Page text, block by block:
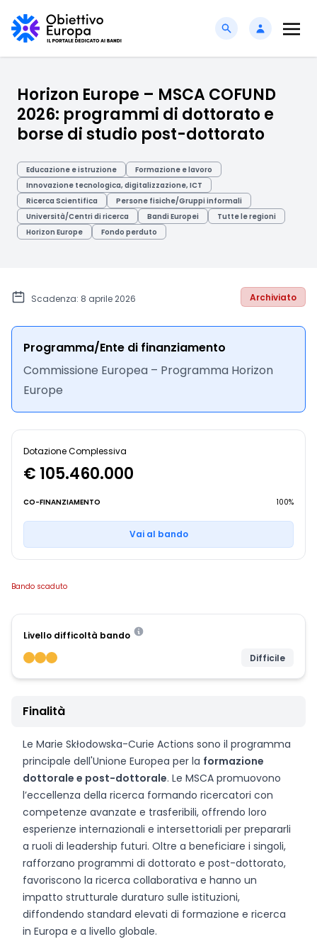
Horizon Europe – MSCA COFUND
2026: programmi di dottorato e
borse di studio post-dottorato
Educazione e istruzione
Formazione e lavoro
Innovazione tecnologica, digitalizzazione, ICT
Ricerca Scientifica
Persone fisiche/Gruppi informali
Università/Centri di ricerca
Bandi Europei
Tutte le regioni
Horizon Europe
Fondo perduto
Scadenza: 8 aprile 2026 Archiviato
Programma/Ente di finanziamento
Commissione Europea – Programma Horizon
Europe
Dotazione Complessiva
€ 105.460.000
CO-FINANZIAMENTO 100%
Vai al bando
Bando scaduto
Livello difficoltà bando
Difficile
Finalità
Le Marie Skłodowska-Curie Actions sono il programma
principale dell'Unione Europea per la formazione
dottorale e post-dottorale. Le MSCA promuovono
l’eccellenza della ricerca formando ricercatori con
competenze avanzate e trasferibili, offrendo loro
esperienze internazionali e intersettoriali per prepararli
a ruoli di leadership futuri. Oltre a beneficiare i singoli,
rafforzano programmi di dottorato e post-dottorato,
favoriscono la ricerca collaborativa e hanno un
impatto strutturale duraturo sulle istituzioni,
diffondendo standard elevati di formazione e ricerca
in Europa e a livello globale.